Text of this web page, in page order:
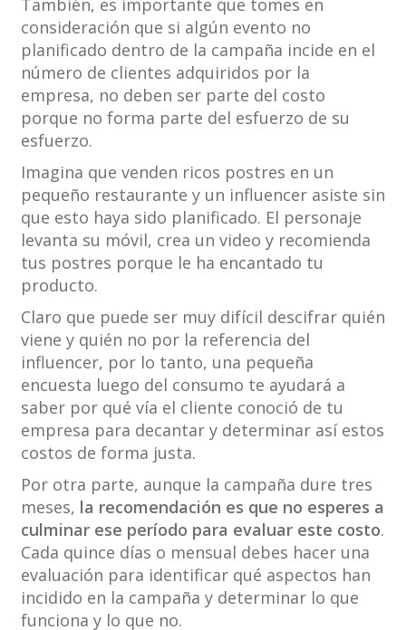
También, es importante que tomes en
consideración que si algún evento no
planificado dentro de la campaña incide en el
número de clientes adquiridos por la
empresa, no deben ser parte del costo
porque no forma parte del esfuerzo de su
esfuerzo.
Imagina que venden ricos postres en un
pequeño restaurante y un influencer asiste sin
que esto haya sido planificado. El personaje
levanta su móvil, crea un video y recomienda
tus postres porque le ha encantado tu
producto.
Claro que puede ser muy difícil descifrar quién
viene y quién no por la referencia del
influencer, por lo tanto, una pequeña
encuesta luego del consumo te ayudará a
saber por qué vía el cliente conoció de tu
empresa para decantar y determinar así estos
costos de forma justa.
Por otra parte, aunque la campaña dure tres
meses, la recomendación es que no esperes a
culminar ese período para evaluar este costo.
Cada quince días o mensual debes hacer una
evaluación para identificar qué aspectos han
incidido en la campaña y determinar lo que
funciona y lo que no.